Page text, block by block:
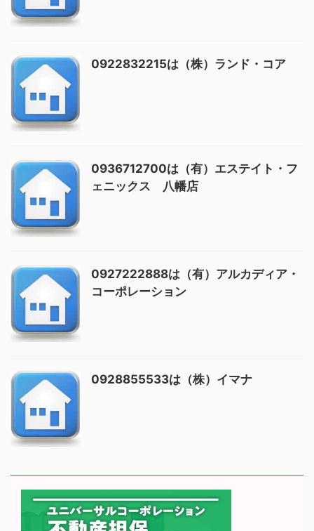
0922832215は（株）ランド・コア
0936712700は（有）エステイト・フ
ェニックス 八幡店
0927222888は（有）アルカディア・
コーポレーション
0928855533は（株）イマナ